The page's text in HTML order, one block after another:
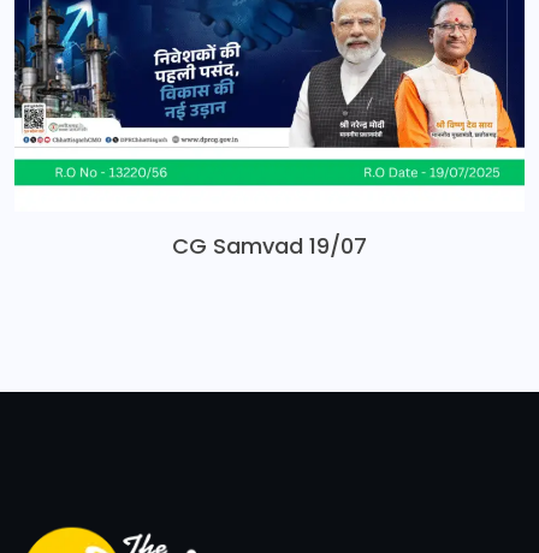
CG Samvad 19/07